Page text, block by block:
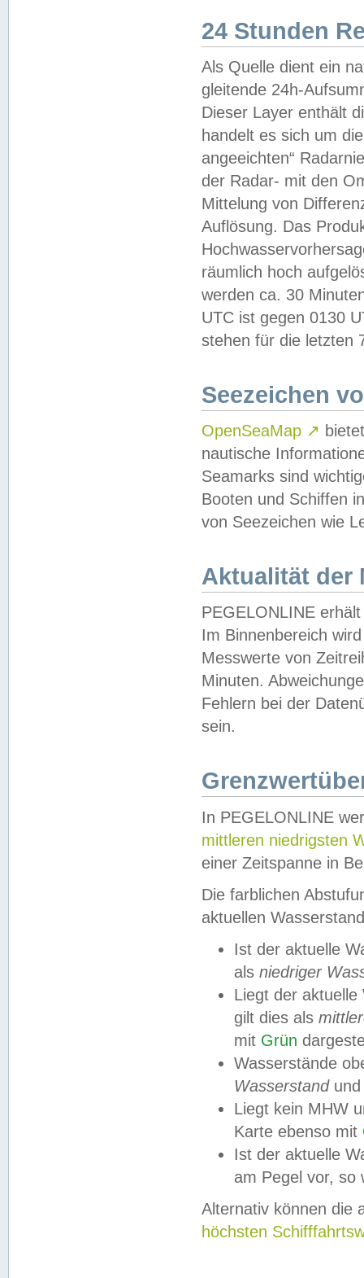
24 Stunden
Als Quelle dient ein
gleitende 24h-
Dieser Layer enthält
handelt es sich um
angeeichten“
der Radar- mit den
Mittelung von
Auflösung. Das
räumlich hoch
werden ca. 30
UTC ist gegen 0130
stehen für die letzten
Seezeichen
OpenSeaMap ↗
nautische
Seamarks sind
Booten und Schiffen
von Seezeichen wie
Aktualität der
PEGELONLINE
Im Binnenbereich
Messwerte von
Minuten.
Fehlern bei der
sein.
In PEGELONLINE
mittleren niedrigsten
einer Zeitspanne in
Die farblichen
aktuellen
Ist der aktuelle
als niedriger
Liegt der
gilt dies als
mit Grün
Wasserstände
Wasserstandund
Liegt kein MHW
Karte ebenso mit
Ist der aktuelle
am Pegel vor,
Alternativ können die
höchsten